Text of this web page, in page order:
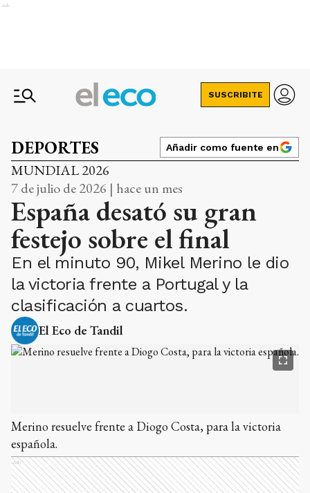
Ads
SUSCRIBITE
DEPORTES Añadir como fuente en
MUNDIAL 2026
7 de julio de 2026 | hace un mes
España desató su gran
festejo sobre el final
En el minuto 90, Mikel Merino le dio
la victoria frente a Portugal y la
clasificación a cuartos.
El Eco de Tandil
Merino resuelve frente a Diogo Costa, para la victoria
española.
Ads